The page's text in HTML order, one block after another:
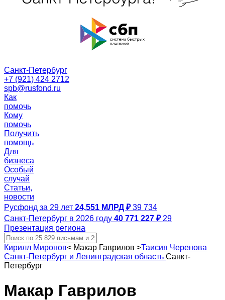
Санкт-Петербург
+7 (921) 424 2712
spb@rusfond.ru
Как
помочь
Кому
помочь
Получить
помощь
Для
бизнеса
Особый
случай
Статьи,
новости
Русфонд за 29 лет 24,551 МЛРД ₽ 39 734
Санкт-Петербург в 2026 году 40 771 227 ₽ 29
Презентация региона
Кирилл Миронов< Макар Гаврилов >Таисия Черенова
Санкт-Петербург и Ленинградская область Санкт-
Петербург
Макар Гаврилов